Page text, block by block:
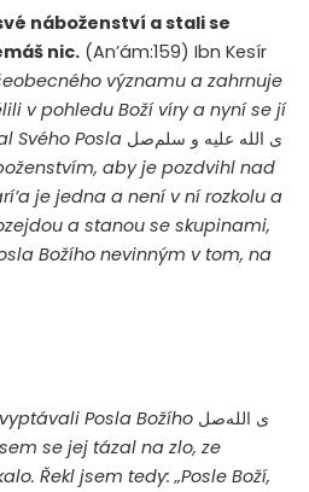
náboženství a stali se
nic. (An’ám:159) Ibn Kesír
významu a zahrnuje
v pohledu Boží víry a nyní se jí
Svého Posla صلى الله عليه و سلم
aby je pozdvihl nad
je jedna a není v ní rozkolu a
a stanou se skupinami,
Božího nevinným v tom, na
Posla Božího صلى الله
se jej tázal na zlo, ze
Řekl jsem tedy: „Posle Boží,